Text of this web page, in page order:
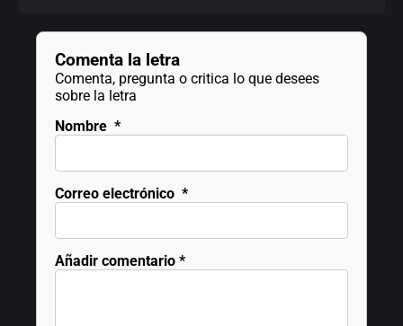
Comenta la letra
Comenta, pregunta o critica lo que desees
sobre la letra
Nombre *
Correo electrónico *
Añadir comentario *